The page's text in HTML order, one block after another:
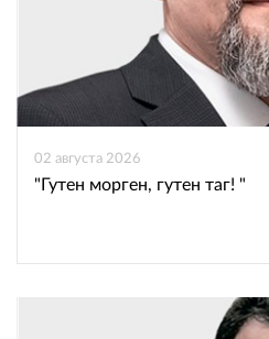
02 августа 2026
"Гутен морген, гутен таг! "